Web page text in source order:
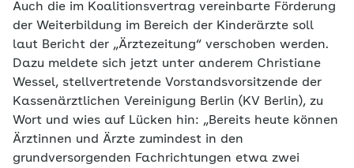
Auch die im Koalitionsvertrag vereinbarte Förderung
der Weiterbildung im Bereich der Kinderärzte soll
laut Bericht der „Ärztezeitung“ verschoben werden.
Dazu meldete sich jetzt unter anderem Christiane
Wessel, stellvertretende Vorstandsvorsitzende der
Kassenärztlichen Vereinigung Berlin (KV Berlin), zu
Wort und wies auf Lücken hin: „Bereits heute können
Ärztinnen und Ärzte zumindest in den
grundversorgenden Fachrichtungen etwa zwei